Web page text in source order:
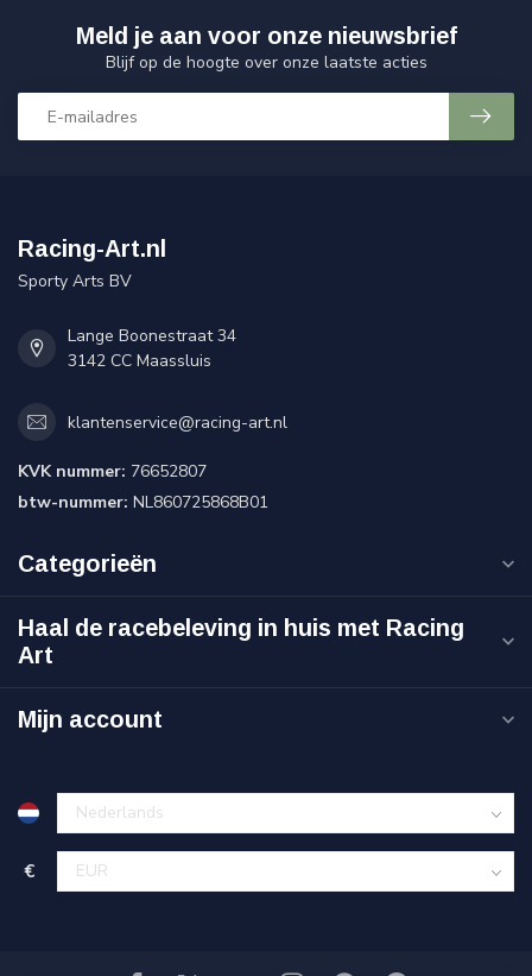
Meld je aan voor onze nieuwsbrief
Blijf op de hoogte over onze laatste acties
Racing-Art.nl
Sporty Arts BV
Lange Boonestraat 34
3142 CC Maassluis
klantenservice@racing-art.nl
KVK nummer: 76652807
btw-nummer: NL860725868B01
Categorieën
Haal de racebeleving in huis met Racing
Art
Mijn account
€